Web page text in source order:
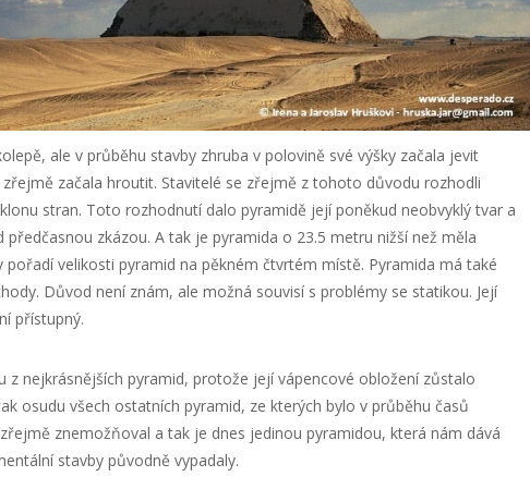
ale v průběhu stavby zhruba v polovině své výšky začala jevit
začala hroutit. Stavitelé se zřejmě z tohoto důvodu rozhodli
stran. Toto rozhodnutí dalo pyramidě její poněkud neobvyklý tvar a
zkázou. A tak je pyramida o 23.5 metru nižší než měla
velikosti pyramid na pěkném čtvrtém místě. Pyramida má také
Důvod není znám, ale možná souvisí s problémy se statikou. Její
přístupný.
z nejkrásnějších pyramid, protože její vápencové obložení zůstalo
osudu všech ostatních pyramid, ze kterých bylo v průběhu časů
znemožňoval a tak je dnes jedinou pyramidou, která nám dává
stavby původně vypadaly.